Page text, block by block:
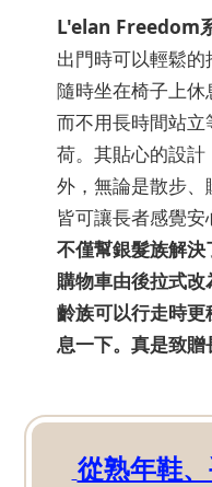
L'elan Freedom
出門時可以輕鬆
隨時坐在椅子上
而不用長時間站
荷。其貼心的設
外，無論是散步
皆可讓長者感覺安
不僅幫銀髮族解
購物車由後拉式
齡族可以行走時
息一下。真是致
從熟年鞋